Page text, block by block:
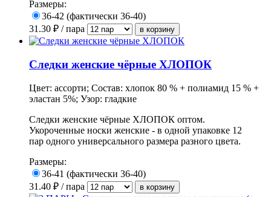
Размеры:
36-42 (фактически 36-40)
31.30 ₽ / пара
Следки женские чёрные ХЛОПОК
Цвет: ассорти; Состав: хлопок 80 % + полиамид 15 % +
эластан 5%; Узор: гладкие
Следки женские чёрные ХЛОПОК оптом.
Укороченные носки женские - в одной упаковке 12
пар одного универсального размера разного цвета.
Размеры:
36-41 (фактически 36-40)
31.40 ₽ / пара